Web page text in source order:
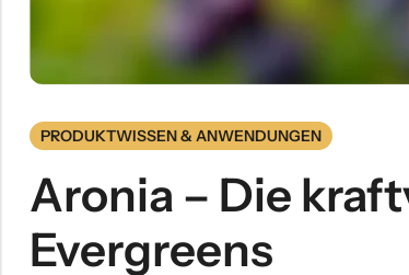
PRODUKTWISSEN & ANWENDUNGEN
Aronia – Die
Evergreens